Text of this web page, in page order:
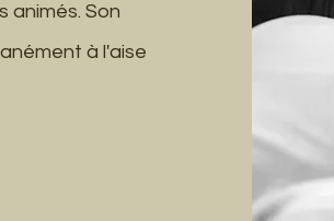
animés. Son
à l'aise